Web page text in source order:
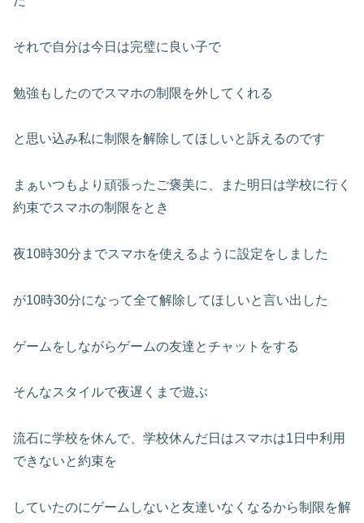
それで自分は今日は完璧に良い子で
勉強もしたのでスマホの制限を外してくれる
と思い込み私に制限を解除してほしいと訴えるのです
まぁいつもより頑張ったご褒美に、また明日は学校に行く
約束でスマホの制限をとき
夜10時30分までスマホを使えるように設定をしました
が10時30分になって全て解除してほしいと言い出した
ゲームをしながらゲームの友達とチャットをする
そんなスタイルで夜遅くまで遊ぶ
流石に学校を休んで、学校休んだ日はスマホは1日中利用
できないと約束を
していたのにゲームしないと友達いなくなるから制限を解